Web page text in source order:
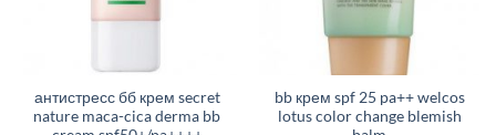
антистресс бб крем secret
nature maca-cica derma bb
bb крем spf 25 pa++ welcos
lotus color change blemish